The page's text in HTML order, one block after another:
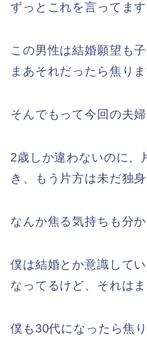
ずっとこれを言ってます
この男性は結婚願望も
まあそれだったら焦り
そんでもって今回の夫
2歳しか違わないのに、
き、もう片方は未だ独身
なんか焦る気持ちも分
僕は結婚とか意識して
なってるけど、それは
僕も30代になったら焦